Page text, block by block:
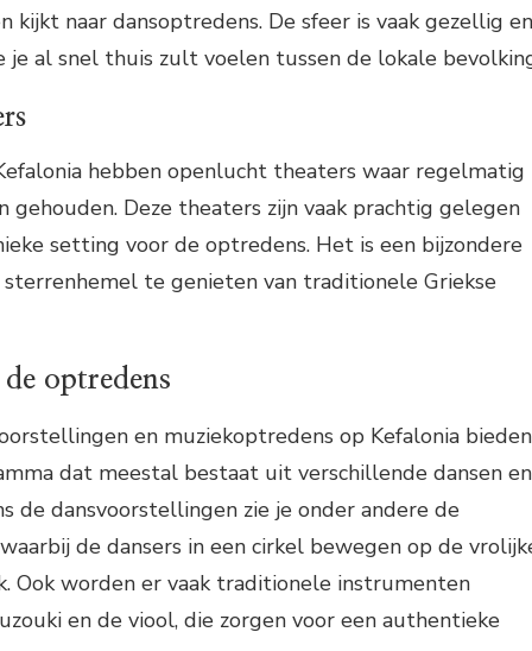
kijkt naar dansoptredens. De sfeer is vaak gezellig en
je al snel thuis zult voelen tussen de lokale
hebben openlucht theaters waar regelmatig
Deze theaters zijn vaak prachtig gelegen
setting voor de optredens. Het is een bijzondere
te genieten van traditionele Griekse
optredens
en muziekoptredens op Kefalonia bieden
dat meestal bestaat uit verschillende dansen en
de dansvoorstellingen zie je onder andere de
de dansers in een cirkel bewegen op de
Ook worden er vaak traditionele instrumenten
en de viool, die zorgen voor een authentieke